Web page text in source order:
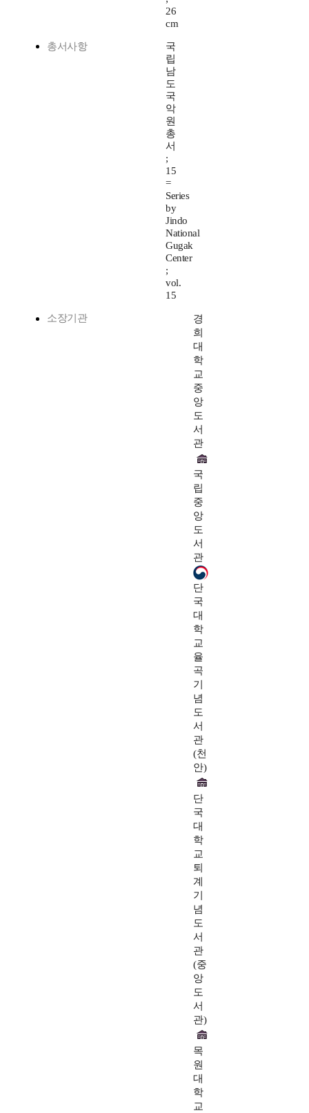
26
cm
총서사항
국
립
남
도
국
악
원
총
서
;
15
=
Series
by
Jindo
National
Gugak
Center
;
vol.
15
소장기관
경
희
대
학
교
중
앙
도
서
관
국
립
중
앙
도
서
관
단
국
대
학
교
율
곡
기
념
도
서
관
(천
안)
단
국
대
학
교
퇴
계
기
념
도
서
관
(중
앙
도
서
관)
목
원
대
학
교